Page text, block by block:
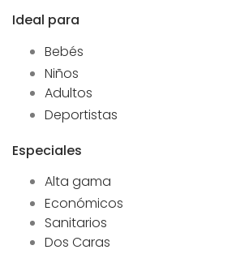
Ideal para
Bebés
Niños
Adultos
Deportistas
Especiales
Alta gama
Económicos
Sanitarios
Dos Caras